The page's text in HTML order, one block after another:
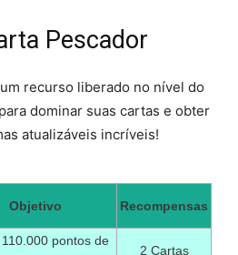
Pescador
recurso liberado no nível do
dominar suas cartas e obter
atualizáveis incríveis!
Objetivo Recompensas
pontos de
2 Cartas